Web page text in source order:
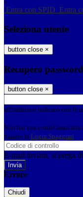
Entra con SPID Entra
Seleziona utente
button close ×
Recupero password
button close ×
all'indirizzo indicato con le
Non hai una e-mail
tramite la Login Spaggiari
E-mail inviata, si prega
Errore
Chiudi